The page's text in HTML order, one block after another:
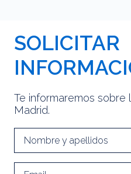
SOLICITAR
Te informaremos sobre
Madrid.